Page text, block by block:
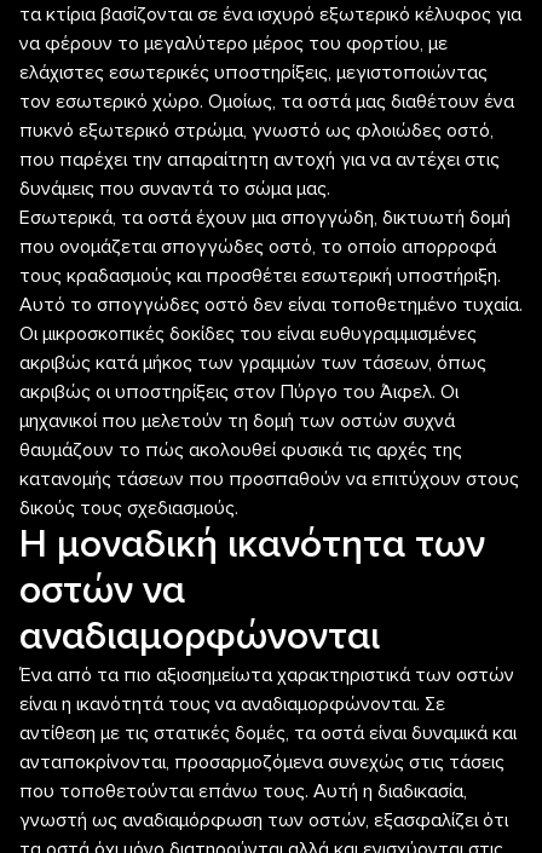
τα κτίρια βασίζονται σε ένα ισχυρό εξωτερικό κέλυφος για
να φέρουν το μεγαλύτερο μέρος του φορτίου, με
ελάχιστες εσωτερικές υποστηρίξεις, μεγιστοποιώντας
τον εσωτερικό χώρο. Ομοίως, τα οστά μας διαθέτουν ένα
πυκνό εξωτερικό στρώμα, γνωστό ως φλοιώδες οστό,
που παρέχει την απαραίτητη αντοχή για να αντέχει στις
δυνάμεις που συναντά το σώμα μας.
Εσωτερικά, τα οστά έχουν μια σπογγώδη, δικτυωτή δομή
που ονομάζεται σπογγώδες οστό, το οποίο απορροφά
τους κραδασμούς και προσθέτει εσωτερική υποστήριξη.
Αυτό το σπογγώδες οστό δεν είναι τοποθετημένο τυχαία.
Οι μικροσκοπικές δοκίδες του είναι ευθυγραμμισμένες
ακριβώς κατά μήκος των γραμμών των τάσεων, όπως
ακριβώς οι υποστηρίξεις στον Πύργο του Άιφελ. Οι
μηχανικοί που μελετούν τη δομή των οστών συχνά
θαυμάζουν το πώς ακολουθεί φυσικά τις αρχές της
κατανομής τάσεων που προσπαθούν να επιτύχουν στους
δικούς τους σχεδιασμούς.
Η μοναδική ικανότητα των
οστών να
αναδιαμορφώνονται
Ένα από τα πιο αξιοσημείωτα χαρακτηριστικά των οστών
είναι η ικανότητά τους να αναδιαμορφώνονται. Σε
αντίθεση με τις στατικές δομές, τα οστά είναι δυναμικά και
ανταποκρίνονται, προσαρμοζόμενα συνεχώς στις τάσεις
που τοποθετούνται επάνω τους. Αυτή η διαδικασία,
γνωστή ως αναδιαμόρφωση των οστών, εξασφαλίζει ότι